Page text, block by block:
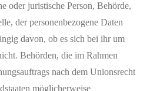
oder juristische Person, Behörde,
der personenbezogene Daten
davon, ob es sich bei ihr um
Behörden, die im Rahmen
nach dem Unionsrecht
möglicherweise